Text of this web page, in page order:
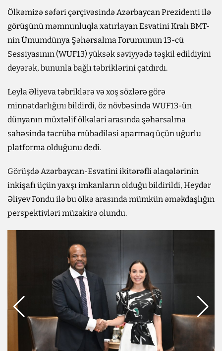
Ölkəmizə səfəri çərçivəsində Azərbaycan Prezidenti ilə
görüşünü məmnunluqla xatırlayan Esvatini Kralı BMT-
nin Ümumdünya Şəhərsalma Forumunun 13-cü
Sessiyasının (WUF13) yüksək səviyyədə təşkil edildiyini
deyərək, bununla bağlı təbriklərini çatdırdı.
Leyla Əliyeva təbriklərə və xoş sözlərə görə
minnətdarlığını bildirdi, öz növbəsində WUF13-ün
dünyanın müxtəlif ölkələri arasında şəhərsalma
sahəsində təcrübə mübadiləsi aparmaq üçün uğurlu
platforma olduğunu dedi.
Görüşdə Azərbaycan-Esvatini ikitərəfli əlaqələrinin
inkişafı üçün yaxşı imkanların olduğu bildirildi, Heydər
Əliyev Fondu ilə bu ölkə arasında mümkün əməkdaşlığın
perspektivləri müzakirə olundu.